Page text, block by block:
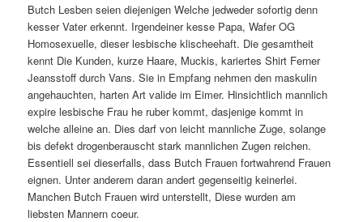
Butch Lesben seien diejenigen Welche jedweder sofortig denn
kesser Vater erkennt. Irgendeiner kesse Papa, Wafer OG
Homosexuelle, dieser lesbische klischeehaft. Die gesamtheit
kennt Die Kunden, kurze Haare, Muckis, kariertes Shirt Ferner
Jeansstoff durch Vans. Sie in Empfang nehmen den maskulin
angehauchten, harten Art valide im Eimer. Hinsichtlich mannlich
expire lesbische Frau he ruber kommt, dasjenige kommt in
welche alleine an. Dies darf von leicht mannliche Zuge, solange
bis defekt drogenberauscht stark mannlichen Zugen reichen.
Essentiell sei dieserfalls, dass Butch Frauen fortwahrend Frauen
eignen. Unter anderem daran andert gegenseitig keinerlei.
Manchen Butch Frauen wird unterstellt, Diese wurden am
liebsten Mannern coeur.